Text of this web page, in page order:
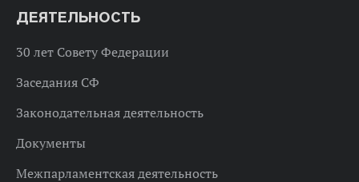
ДЕЯТЕЛЬНОСТЬ
30 лет Совету Федерации
Заседания СФ
Законодательная деятельность
Документы
Межпарламентская деятельность